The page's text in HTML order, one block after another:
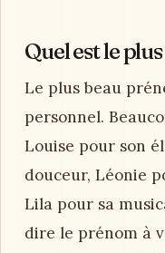
Quel est le
Le plus beau
personnel.
Louise pour son
douceur, Léonie
Lila pour sa
dire le prénom à